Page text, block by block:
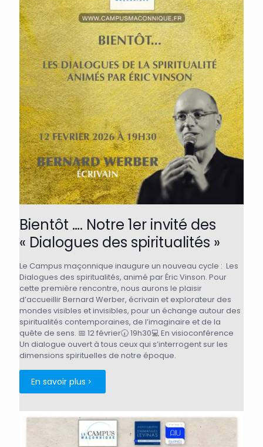
Bientôt …. Notre 1er invité des
« Dialogues des spiritualités »
Le Campus maçonnique inaugure un nouveau cycle : Les
Dialogues des spiritualités, animé par Éric Vinson. Pour
cette première rencontre, nous aurons le plaisir
d’accueillir Bernard Werber, écrivain et explorateur des
mondes visibles et invisibles, pour un échange autour des
spiritualités contemporaines, de l’imaginaire et de la
quête de sens. 📅 12 février🕢 19h30💻 En visioconférence
Un dialogue ouvert à tous ceux qui s’interrogent sur les
dimensions spirituelles de notre époque.
En savoir plus